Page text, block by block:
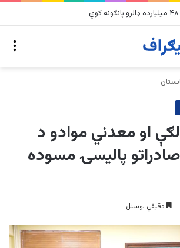
زلزلو پراخ زیانونه اړولي
او معدني موادو د
پالیسۍ مسوده
دقیقې لوستل